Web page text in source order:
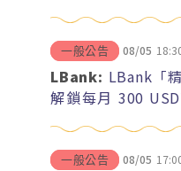
一般公告 08/05
LBank: LBank「
解鎖每月 300
一般公告 08/05